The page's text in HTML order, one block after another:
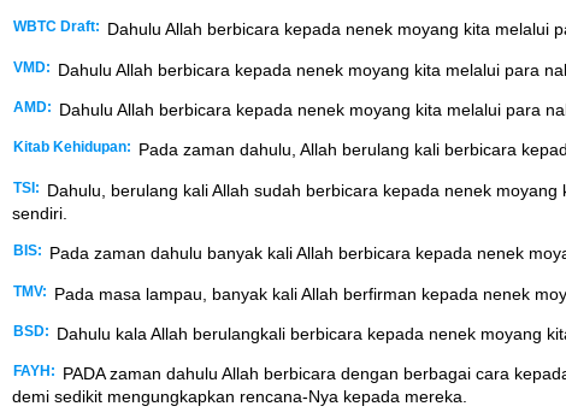
WBTC Draft: Dahulu Allah berbicara kepada nenek moyang kita melalui
VMD: Dahulu Allah berbicara kepada nenek moyang kita melalui para
AMD: Dahulu Allah berbicara kepada nenek moyang kita melalui para
Kitab Kehidupan: Pada zaman dahulu, Allah berulang kali berbicara
TSI:
Dahulu, berulang kali Allah sudah berbicara kepada nenek
sendiri.
BIS: Pada zaman dahulu banyak kali Allah berbicara kepada nenek
TMV: Pada masa lampau, banyak kali Allah berfirman kepada nenek
BSD: Dahulu kala Allah berulangkali berbicara kepada nenek moyang
FAYH:
PADA zaman dahulu Allah berbicara dengan berbagai cara
demi sedikit mengungkapkan rencana-Nya kepada mereka.